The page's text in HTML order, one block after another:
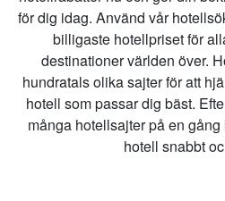
för dig idag. Använd vår
billigaste hotellpriset för
destinationer världen över.
hundratals olika sajter för att
hotell som passar dig bäst.
många hotellsajter på en
hotell snabbt